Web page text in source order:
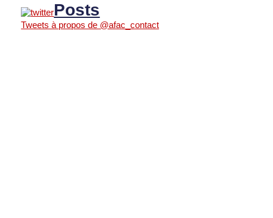
Posts
Tweets à propos de @afac_contact